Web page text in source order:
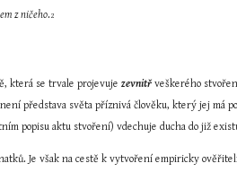
z ničeho.2
která se trvale projevuje zevnitř veškerého
představa světa příznivá člověku, který jej má
popisu aktu stvoření) vdechuje ducha do již
Je však na cestě k vytvoření empiricky